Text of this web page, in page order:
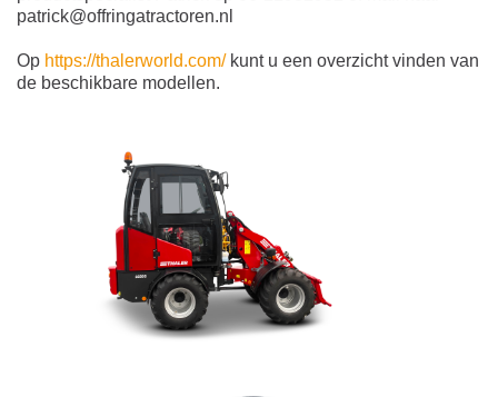
patrick@offringatractoren.nl
Op https://thalerworld.com/kunt u een overzicht vinden van
de beschikbare modellen.